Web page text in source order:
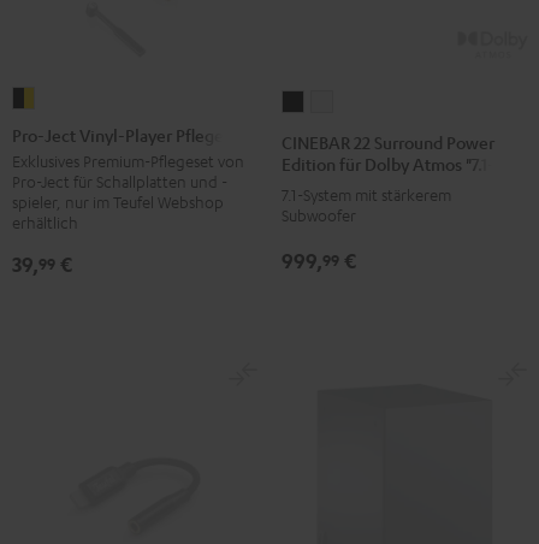
Ject
Vinyl-
Player
Pflegeset
/
Pro-Ject Vinyl-Player Pflegeset
Exklusives Premium-Pflegeset von
Pro-Ject für Schallplatten und -
spieler, nur im Teufel Webshop
erhältlich
39,99 €
22
Surround
Power
Edition
Dolby
22
Surround
Power
Edition
CINEBAR 22 Surround Power
Edition für Dolby Atmos "7.1-Set"
7.1-System mit stärkerem
Subwoofer
999,99 €